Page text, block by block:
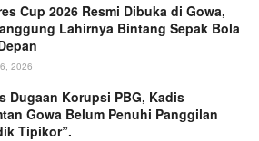
Cup 2026 Resmi Dibuka di Gowa,
Lahirnya Bintang Sepak Bola
2026
Dugaan Korupsi PBG, Kadis
Gowa Belum Penuhi Panggilan
Tipikor”.